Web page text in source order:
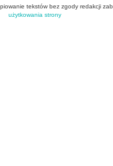
tekstów bez zgody redakcji
użytkowania strony